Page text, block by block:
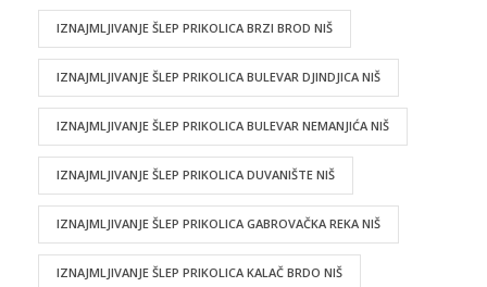
IZNAJMLJIVANJE ŠLEP PRIKOLICA BRZI BROD NIŠ
IZNAJMLJIVANJE ŠLEP PRIKOLICA BULEVAR DJINDJICA NIŠ
IZNAJMLJIVANJE ŠLEP PRIKOLICA BULEVAR NEMANJIĆA NIŠ
IZNAJMLJIVANJE ŠLEP PRIKOLICA DUVANIŠTE NIŠ
IZNAJMLJIVANJE ŠLEP PRIKOLICA GABROVAČKA REKA NIŠ
IZNAJMLJIVANJE ŠLEP PRIKOLICA KALAČ BRDO NIŠ